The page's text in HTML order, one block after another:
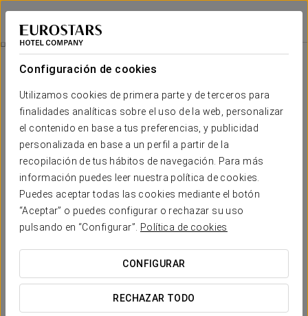
Configuración de cookies
Utilizamos cookies de primera parte y de terceros para
finalidades analíticas sobre el uso de la web, personalizar
el contenido en base a tus preferencias, y publicidad
personalizada en base a un perfil a partir de la
recopilación de tus hábitos de navegación. Para más
información puedes leer nuestra política de cookies.
Puedes aceptar todas las cookies mediante el botón
“Aceptar” o puedes configurar o rechazar su uso
pulsando en “Configurar”.
Política de cookies
CONFIGURAR
RECHAZAR TODO
Eurostars Hotel Excelsior
NÁPOLES
Promociones
Promociones
Experiencia business
260€